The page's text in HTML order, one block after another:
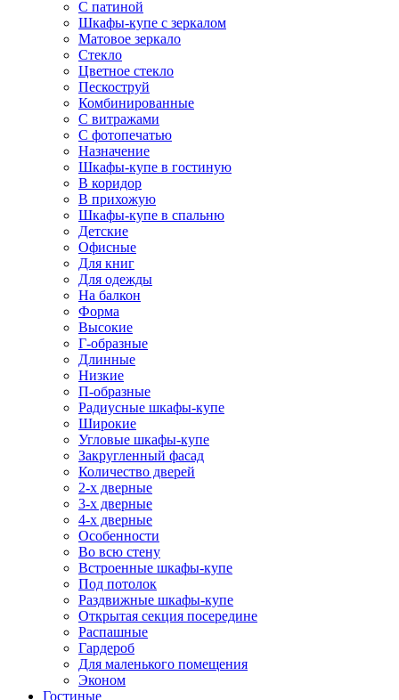
С патиной
Шкафы-купе с зеркалом
Матовое зеркало
Стекло
Цветное стекло
Пескоструй
Комбинированные
С витражами
С фотопечатью
Назначение
Шкафы-купе в гостиную
В коридор
В прихожую
Шкафы-купе в спальню
Детские
Офисные
Для книг
Для одежды
На балкон
Форма
Высокие
Г-образные
Длинные
Низкие
П-образные
Радиусные шкафы-купе
Широкие
Угловые шкафы-купе
Закругленный фасад
Количество дверей
2-х дверные
3-х дверные
4-х дверные
Особенности
Во всю стену
Встроенные шкафы-купе
Под потолок
Раздвижные шкафы-купе
Открытая секция посередине
Распашные
Гардероб
Для маленького помещения
Эконом
Гостиные